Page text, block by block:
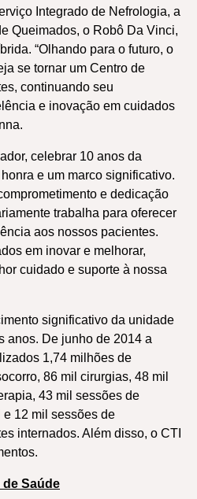
Integrado de Nefrologia, a
Queimados, o Robô Da Vinci,
“Olhando para o futuro, o
se tornar um Centro de
continuando seu
e inovação em cuidados
celebrar 10 anos da
e um marco significativo.
e dedicação
trabalha para oferecer
aos nossos pacientes.
em inovar e melhorar,
cuidado e suporte à nossa
significativo da unidade
anos. De junho de 2014 a
1,74 milhões de
86 mil cirurgias, 48 mil
43 mil sessões de
12 mil sessões de
internados. Além disso, o CTI
de Saúde